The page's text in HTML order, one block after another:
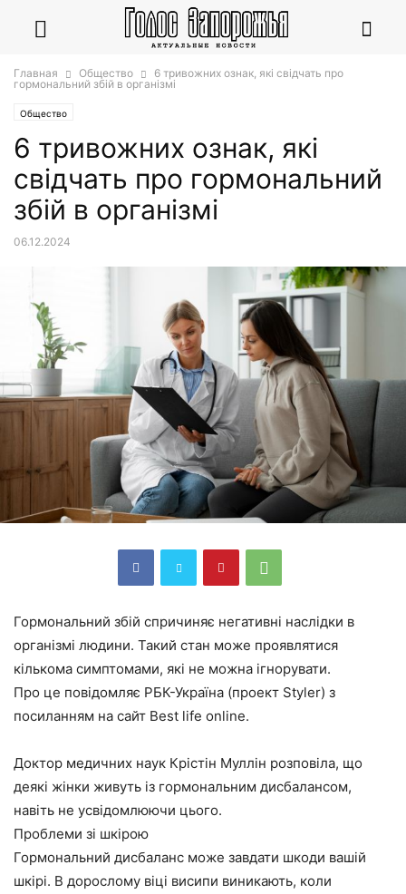
Главная Общество
6 тривожних ознак, які свідчать про
гормональний збій в організмі
Общество
6 тривожних ознак, які
свідчать про гормональний
збій в організмі
06.12.2024
Гормональний збій спричиняє негативні наслідки в
організмі людини. Такий стан може проявлятися
кількома симптомами, які не можна ігнорувати.
Про це повідомляє РБК-Україна (проект Styler) з
посиланням на сайт Best life online.
Доктор медичних наук Крістін Муллін розповіла, що
деякі жінки живуть із гормональним дисбалансом,
навіть не усвідомлюючи цього.
Проблеми зі шкірою
Гормональний дисбаланс може завдати шкоди вашій
шкірі. В дорослому віці висипи виникають, коли